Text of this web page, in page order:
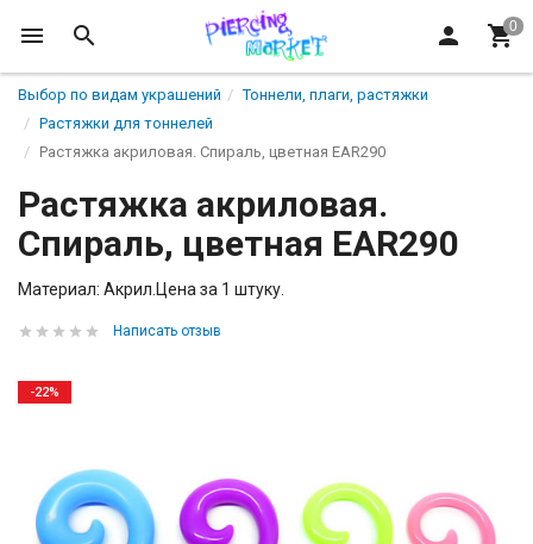
Выбор по видам украшений
Тоннели, плаги, растяжки
Растяжки для тоннелей
Растяжка акриловая. Спираль, цветная EAR290
Растяжка акриловая.
Спираль, цветная EAR290
Материал: Акрил.Цена за 1 штуку.
Написать отзыв
-22%